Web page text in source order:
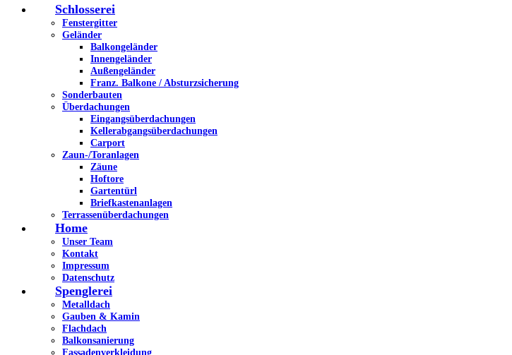
Schlosserei
Fenstergitter
Geländer
Balkongeländer
Innengeländer
Außengeländer
Franz. Balkone / Absturzsicherung
Sonderbauten
Überdachungen
Eingangsüberdachungen
Kellerabgangsüberdachungen
Carport
Zaun-/Toranlagen
Zäune
Hoftore
Gartentürl
Briefkastenanlagen
Terrassenüberdachungen
Home
Unser Team
Kontakt
Impressum
Datenschutz
Spenglerei
Metalldach
Gauben & Kamin
Flachdach
Balkonsanierung
Fassadenverkleidung